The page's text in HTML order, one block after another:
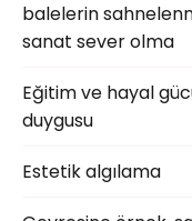
balelerin
sanat sever olma
Eğitim ve hayal
duygusu
Estetik algılama